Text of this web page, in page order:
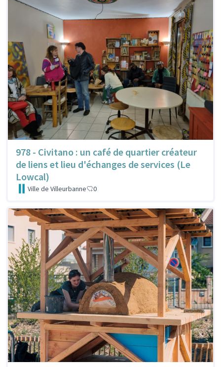
978 - Civitano : un café de quartier créateur
de liens et lieu d'échanges de services (Le
Lowcal)
Ville de Villeurbanne 0